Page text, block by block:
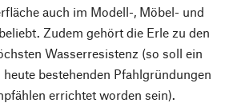
auch im Modell-, Möbel- und
Zudem gehört die Erle zu den
Wasserresistenz (so soll ein
bestehenden Pfahlgründungen
errichtet worden sein).